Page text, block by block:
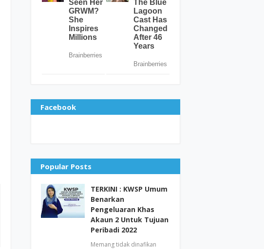
Facebook
Popular Posts
TERKINI : KWSP Umum
Benarkan
Pengeluaran Khas
Akaun 2 Untuk Tujuan
Peribadi 2022
Memang tidak dinafikan